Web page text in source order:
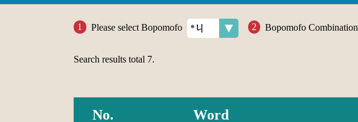
Please select Bopomofo Bopomofo Combination
Search results total 7.
No. Word